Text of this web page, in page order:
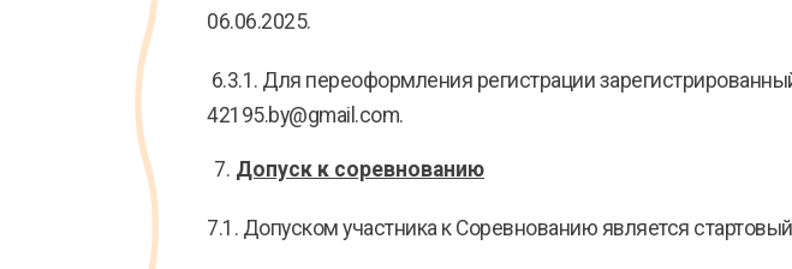
06.06.2025.
6.3.1. Для переоформления регистрации
42195.by@gmail.com.
Допуск к соревнованию
7.1. Допуском участника к Соревнованию является